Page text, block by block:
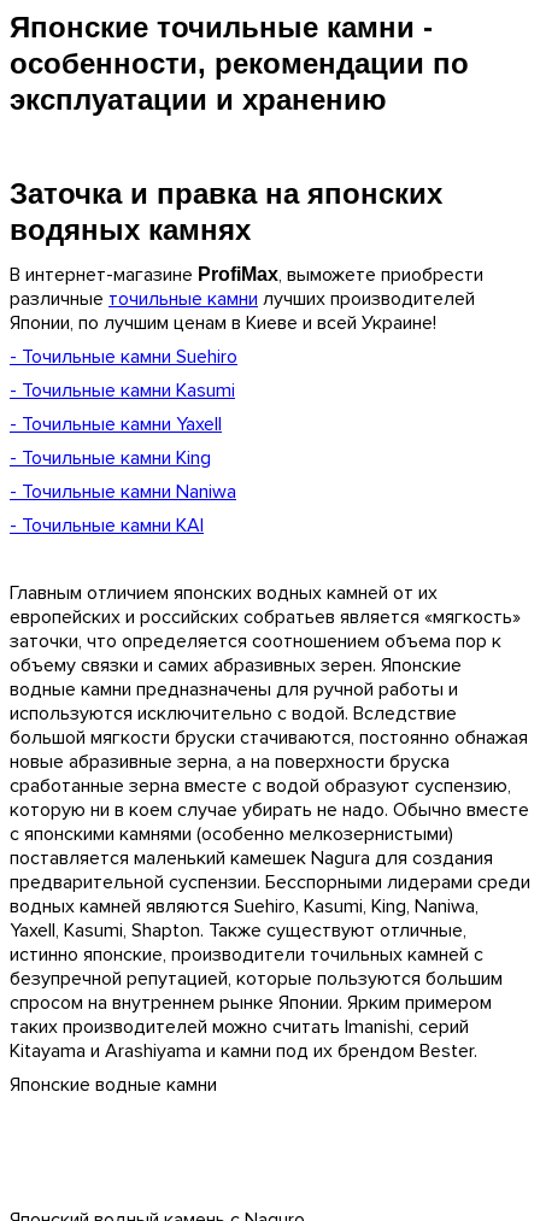
Японские точильные камни -
особенности, рекомендации по
эксплуатации и хранению
Заточка и правка на японских
водяных камнях
В интернет-магазине ProfiMax, выможете приобрести
различные точильные камни лучших производителей
Японии, по лучшим ценам в Киеве и всей Украине!
- Точильные камни Suehiro
- Точильные камни Kasumi
- Точильные камни Yaxell
- Точильные камни King
- Точильные камни Naniwa
- Точильные камни KAI
Главным отличием японских водных камней от их
европейских и российских собратьев является «мягкость»
заточки, что определяется соотношением объема пор к
объему связки и самих абразивных зерен. Японские
водные камни предназначены для ручной работы и
используются исключительно с водой. Вследствие
большой мягкости бруски стачиваются, постоянно обнажая
новые абразивные зерна, а на поверхности бруска
сработанные зерна вместе с водой образуют суспензию,
которую ни в коем случае убирать не надо. Обычно вместе
с японскими камнями (особенно мелкозернистыми)
поставляется маленький камешек Nagura для создания
предварительной суспензии. Бесспорными лидерами среди
водных камней являются Suehiro, Kasumi, King, Naniwa,
Yaxell, Kasumi, Shapton. Также существуют отличные,
истинно японские, производители точильных камней с
безупречной репутацией, которые пользуются большим
спросом на внутреннем рынке Японии. Ярким примером
таких производителей можно считать Imanishi, серий
Kitayama и Arashiyama и камни под их брендом Bester.
Японские водные камни